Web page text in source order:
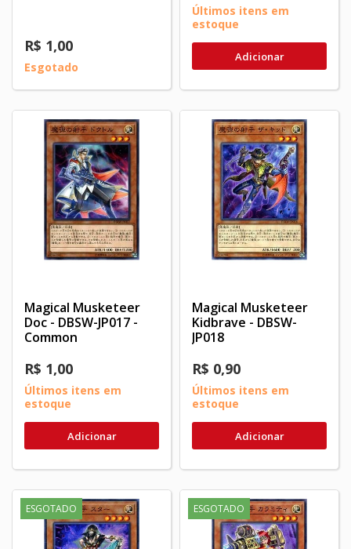
R$ 1,00
Esgotado
Últimos itens em
estoque
Adicionar
Magical Musketeer
Doc - DBSW-JP017 -
Common
R$ 1,00
Últimos itens em
estoque
Adicionar
Magical Musketeer
Kidbrave - DBSW-
JP018
R$ 0,90
Últimos itens em
estoque
Adicionar
ESGOTADO ESGOTADO